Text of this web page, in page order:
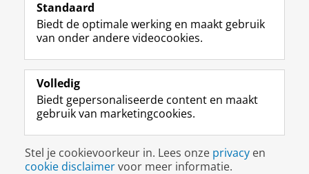
e
b
o
p
a
i
n
a
k
e
I
-
p
g
i
n
-
f
e
R
k
s
u
t
r
m
c
c
o
T
e
k
a
a
Studiekiezers
Alumni
Over ons
Disclaimer & Copyright
Inloggen
Standaard
Biedt de optimale werking en maakt gebruik
van onder andere videocookies.
Volledig
Biedt gepersonaliseerde content en maakt
gebruik van marketingcookies.
Stel je cookievoorkeur in. Lees onze privacy en
cookie disclaimervoor meer informatie.